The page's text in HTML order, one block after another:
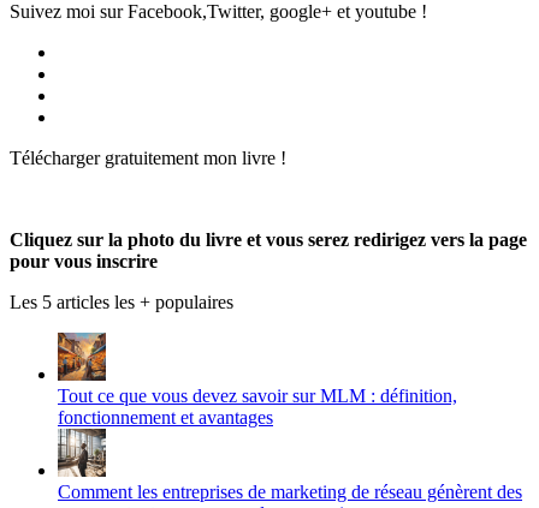
Suivez moi sur Facebook,Twitter, google+ et youtube !
sur
porodumlm
de
profil
Google+
Télécharger gratuitement mon livre !
Cliquez sur la photo du livre et vous serez redirigez vers la page
pour vous inscrire
Les 5 articles les + populaires
Tout ce que vous devez savoir sur MLM : définition,
fonctionnement et avantages
Comment les entreprises de marketing de réseau génèrent des